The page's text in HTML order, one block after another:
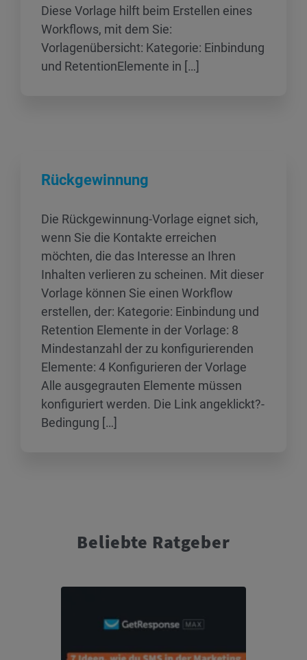
Diese Vorlage hilft beim Erstellen eines
Workflows, mit dem Sie:
Vorlagenübersicht: Kategorie: Einbindung
und RetentionElemente in […]
Rückgewinnung
Die Rückgewinnung-Vorlage eignet sich,
wenn Sie die Kontakte erreichen
möchten, die das Interesse an Ihren
Inhalten verlieren zu scheinen. Mit dieser
Vorlage können Sie einen Workflow
erstellen, der: Kategorie: Einbindung und
Retention Elemente in der Vorlage: 8
Mindestanzahl der zu konfigurierenden
Elemente: 4 Konfigurieren der Vorlage
Alle ausgegrauten Elemente müssen
konfiguriert werden. Die Link angeklickt?-
Bedingung […]
Beliebte Ratgeber